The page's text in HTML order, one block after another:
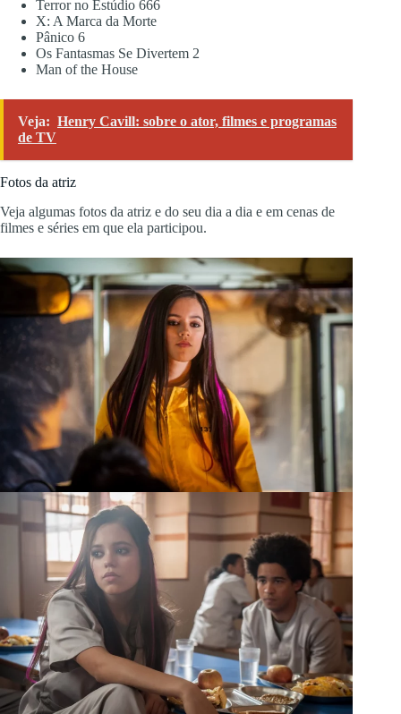
Terror no Estúdio 666
X: A Marca da Morte
Pânico 6
Os Fantasmas Se Divertem 2
Man of the House
Veja: Henry Cavill: sobre o ator, filmes e programas
de TV
Fotos da atriz
Veja algumas fotos da atriz e do seu dia a dia e em cenas de
filmes e séries em que ela participou.